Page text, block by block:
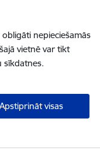
nepieciešamās
vietnē var tikt
sīkdatnes.
Apstiprināt visas